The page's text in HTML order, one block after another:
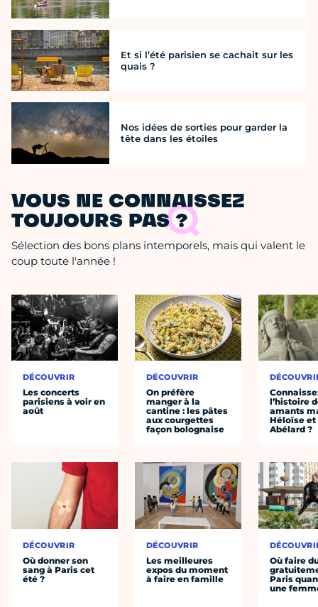
Et si l’été parisien se cachait sur les
quais ?
Nos idées de sorties pour garder la
tête dans les étoiles
VOUS NE CONNAISSEZ
TOUJOURS PAS ?
Sélection des bons plans intemporels, mais qui valent le
coup toute l'année !
DÉCOUVRIR
Les concerts
parisiens à voir en
août
DÉCOUVRIR
Où donner son
sang à Paris cet
été ?
DÉCOUVRIR
On préfère
manger à la
cantine : les pâtes
aux courgettes
façon bolognaise
DÉCOUVRIR
Les meilleures
expos du moment
à faire en famille
l’histoire
amants
Héloïse et
Abélard ?
Où faire
Paris
une